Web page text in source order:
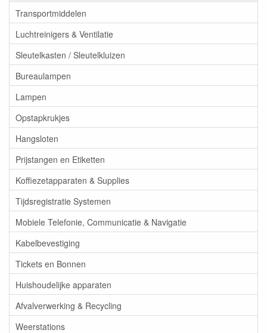
Transportmiddelen
Luchtreinigers & Ventilatie
Sleutelkasten / Sleutelkluizen
Bureaulampen
Lampen
Opstapkrukjes
Hangsloten
Prijstangen en Etiketten
Koffiezetapparaten & Supplies
Tijdsregistratie Systemen
Mobiele Telefonie, Communicatie & Navigatie
Kabelbevestiging
Tickets en Bonnen
Huishoudelijke apparaten
Afvalverwerking & Recycling
Weerstations